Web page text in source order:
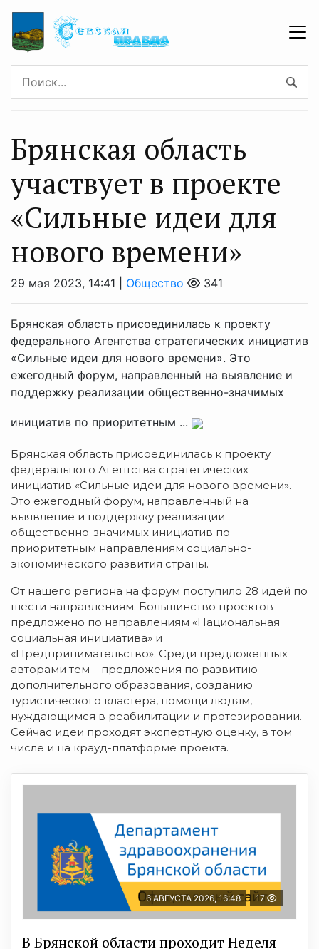
Брянская область
участвует в проекте
«Сильные идеи для
нового времени»
29 мая 2023, 14:41 | Общество 341
Брянская область присоединилась к проекту
федерального Агентства стратегических инициатив
«Сильные идеи для нового времени». Это
ежегодный форум, направленный на выявление и
поддержку реализации общественно-значимых
инициатив по приоритетным ...
Брянская область присоединилась к проекту
федерального Агентства стратегических
инициатив «Сильные идеи для нового времени».
Это ежегодный форум, направленный на
выявление и поддержку реализации
общественно-значимых инициатив по
приоритетным направлениям социально-
экономического развития страны.
От нашего региона на форум поступило 28 идей по
шести направлениям. Большинство проектов
предложено по направлениям «Национальная
социальная инициатива» и
«Предпринимательство». Среди предложенных
авторами тем – предложения по развитию
дополнительного образования, созданию
туристического кластера, помощи людям,
нуждающимся в реабилитации и протезировании.
Сейчас идеи проходят экспертную оценку, в том
числе и на крауд-платформе проекта.
6 АВГУСТА 2026, 16:48 17
В Брянской области проходит Неделя